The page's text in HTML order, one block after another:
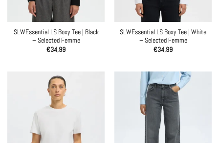
SLWEssential LS Boxy Tee | Black
– Selected Femme
€34,99
SLWEssential LS Boxy Tee | White
– Selected Femme
€34,99